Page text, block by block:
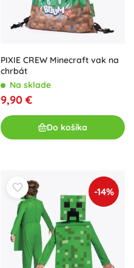
PIXIE CREW Minecraft vak na
chrbát
Na sklade
9,90 €
Do košíka
-14%